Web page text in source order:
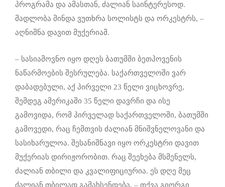
პროგრამა და ამასთან, ძალიან საინტერესოდ.
მადლობა მინდა ვუთხრა სოლისტს და ორკესტრს, –
აღნიშნა დავით მუქერიამ.
– სასიამოვნო იყო დღეს ბათუმში ბეთჰოვენის
ნაწარმოების შესრულება. საქართველოში ვარ
დაბადებული, აქ პირველი 23 წელი ვიცხოვრე,
შემდეგ ამერიკაში 35 წელი დავრჩი და ისე
გამოვიდა, რომ პირველად საქართველოში, ბათუმში
გამოვედი, რაც ჩემთვის ძალიან მნიშვნელოვანი და
სასიხარულოა. შესანიშნავი იყო ორკესტრი დავით
მუქერიას დირიჟორობით. რაც შეეხება მსმენელს,
ძალიან თბილი და კვალიფიციურია. ეს დღე მეც
ძალიან თბილად გამახსენდება, – თქვა გიორგი